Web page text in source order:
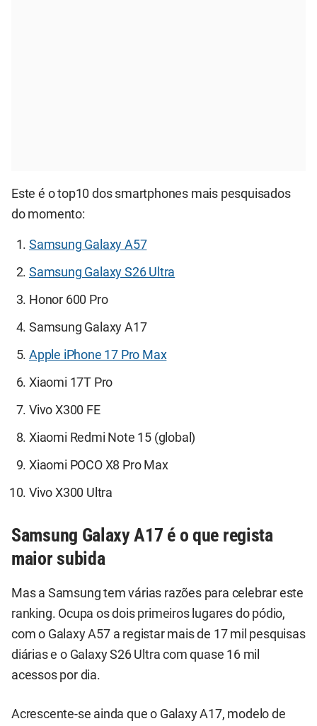
Este é o top10 dos smartphones mais pesquisados
do momento:
Samsung Galaxy A57
Samsung Galaxy S26 Ultra
Honor 600 Pro
Samsung Galaxy A17
Apple iPhone 17 Pro Max
Xiaomi 17T Pro
Vivo X300 FE
Xiaomi Redmi Note 15 (global)
Xiaomi POCO X8 Pro Max
Vivo X300 Ultra
Samsung Galaxy A17 é o que regista
maior subida
Mas a Samsung tem várias razões para celebrar este
ranking. Ocupa os dois primeiros lugares do pódio,
com o Galaxy A57 a registar mais de 17 mil pesquisas
diárias e o Galaxy S26 Ultra com quase 16 mil
acessos por dia.
Acrescente-se ainda que o Galaxy A17, modelo de